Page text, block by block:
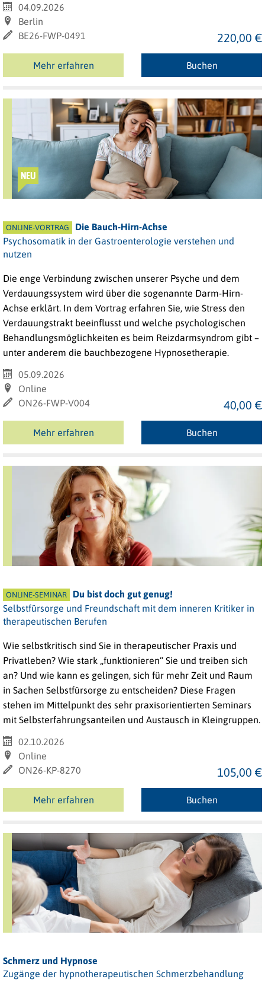
04.09.2026
Berlin
BE26-FWP-0491
220,00 €
Mehr erfahren Buchen
NEU
ONLINE-VORTRAG
Die Bauch-Hirn-Achse
Psychosomatik in der Gastroenterologie verstehen und
nutzen
Die enge Verbindung zwischen unserer Psyche und dem
Verdauungssystem wird über die sogenannte Darm-Hirn-
Achse erklärt. In dem Vortrag erfahren Sie, wie Stress den
Verdauungstrakt beeinflusst und welche psychologischen
Behandlungsmöglichkeiten es beim Reizdarmsyndrom gibt –
unter anderem die bauchbezogene Hypnosetherapie.
05.09.2026
Online
ON26-FWP-V004
40,00 €
Mehr erfahren Buchen
ONLINE-SEMINAR
Du bist doch gut genug!
Selbstfürsorge und Freundschaft mit dem inneren Kritiker in
therapeutischen Berufen
Wie selbstkritisch sind Sie in therapeutischer Praxis und
Privatleben? Wie stark „funktionieren“ Sie und treiben sich
an? Und wie kann es gelingen, sich für mehr Zeit und Raum
in Sachen Selbstfürsorge zu entscheiden? Diese Fragen
stehen im Mittelpunkt des sehr praxisorientierten Seminars
mit Selbsterfahrungsanteilen und Austausch in Kleingruppen.
02.10.2026
Online
ON26-KP-8270
105,00 €
Mehr erfahren Buchen
Schmerz und Hypnose
Zugänge der hypnotherapeutischen Schmerzbehandlung